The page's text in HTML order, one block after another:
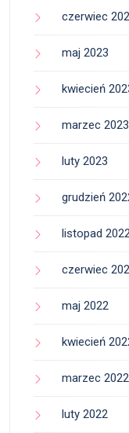
czerwiec
maj 2023
kwiecień
marzec 2023
luty 2023
grudzień
listopad
czerwiec
maj 2022
kwiecień
marzec 2022
luty 2022